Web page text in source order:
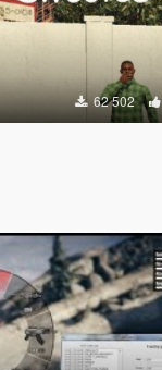
62 502